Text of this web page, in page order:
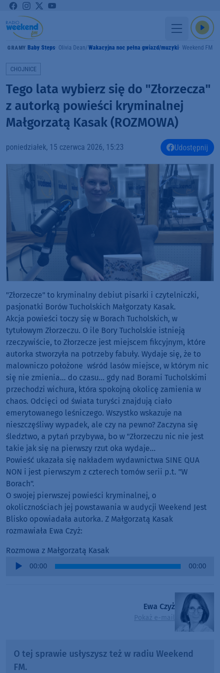
GRAMY Baby Steps Olivia Dean Wakacyjna noc pełna gwiazd/muzyki Weekend FM
CHOJNICE
Tego lata wybierz się do "Złorzecza"
z autorką powieści kryminalnej
Małgorzatą Kasak (ROZMOWA)
poniedziałek, 15 czerwca 2026, 15:23 Udostępnij
"Złorzecze" to kryminalny debiut pisarki i czytelniczki,
pasjonatki Borów Tucholskich Małgorzaty Kasak.
Akcja powieści toczy się w Borach Tucholskich, w
tytułowym Złorzeczu. O ile Bory Tucholskie istnieją
rzeczywiście, to Złorzecze jest miejscem fikcyjnym, które
autorka stworzyła na potrzeby fabuły. Wydaje się, że to
malowniczo położone wśród lasów miejsce, w którym nic
się nie zmienia... do czasu... gdy nad Borami Tucholskimi
przechodzi wichura, która spokojną okolicę zamienia w
chaos. Odcięci od świata turyści znajdują ciało
emerytowanego leśniczego. Wszystko wskazuje na
nieszczęśliwy wypadek, ale czy na pewno? Zaczyna się
śledztwo, a pytań przybywa, bo w "Złorzeczu nic nie jest
takie jak się na pierwszy rzut oka wydaje...
Powieść ukazała się nakładem wydawnictwa SINE QUA
NON i jest pierwszym z czterech tomów serii p.t. "W
Borach".
O swojej pierwszej powieści kryminalnej, o
okolicznościach jej powstawania w audycji Weekend Jest
Blisko opowiadała autorka. Z Małgorzatą Kasak
rozmawiała Ewa Czyż:
Rozmowa z Małgorzatą Kasak
Audio
00:00 00:00
Ewa Czyż
Pokaż e-mail
O tej sprawie usłyszysz też w radiu Weekend
FM.